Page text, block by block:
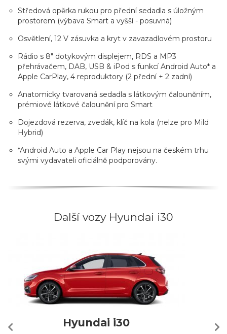
Středová opěrka rukou pro přední sedadla s úložným
prostorem (výbava Smart a vyšší - posuvná)
Osvětlení, 12 V zásuvka a kryt v zavazadlovém prostoru
Rádio s 8" dotykovým displejem, RDS a MP3
přehrávačem, DAB, USB & iPod s funkcí Android Auto* a
Apple CarPlay, 4 reproduktory (2 přední + 2 zadní)
Anatomicky tvarovaná sedadla s látkovým čalouněním,
prémiové látkové čalounění pro Smart
Dojezdová rezerva, zvedák, klíč na kola (nelze pro Mild
Hybrid)
*Android Auto a Apple Car Play nejsou na českém trhu
svými vydavateli oficiálně podporovány.
Další vozy Hyundai i30
Hyundai i30